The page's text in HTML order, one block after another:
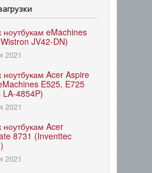
eMachines
JV42-DN)
2021
Acer Aspire
E525, E725
LA-4854P)
2021
Acer
8731 (Inventtec
2021